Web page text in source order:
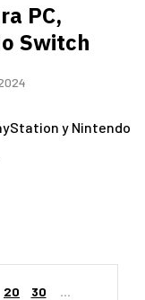
PC,
Switch
y Nintendo
20 30
...